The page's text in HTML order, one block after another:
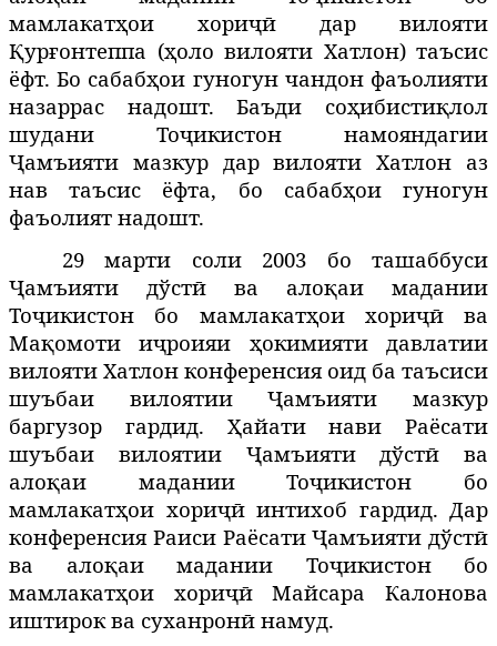
мамлакатҳои хориҷӣ дар вилояти
Қурғонтеппа (ҳоло вилояти Хатлон) таъсис
ёфт. Бо сабабҳои гуногун чандон фаъолияти
назаррас надошт. Баъди соҳибистиқлол
шудани Тоҷикистон намояндагии
Ҷамъияти мазкур дар вилояти Хатлон аз
нав таъсис ёфта, бо сабабҳои гуногун
фаъолият надошт.
29 марти соли 2003 бо ташаббуси
Ҷамъияти дўстӣ ва алоқаи мадании
Тоҷикистон бо мамлакатҳои хориҷӣва
Мақомоти иҷроияи ҳокимияти давлатии
вилояти Хатлон конференсия оид ба таъсиси
шуъбаи вилоятии Ҷамъияти мазкур
баргузор гардид. Ҳайати нави Раёсати
шуъбаи вилоятии Ҷамъияти дўстӣ ва
алоқаи мадании Тоҷикистон бо
мамлакатҳои хориҷӣинтихоб гардид. Дар
конференсия Раиси РаёсатиҶамъияти дўстӣ
ва алоқаи мадании Тоҷикистон бо
мамлакатҳои хориҷӣ Майсара Калонова
иштирок ва суханронӣ намуд.